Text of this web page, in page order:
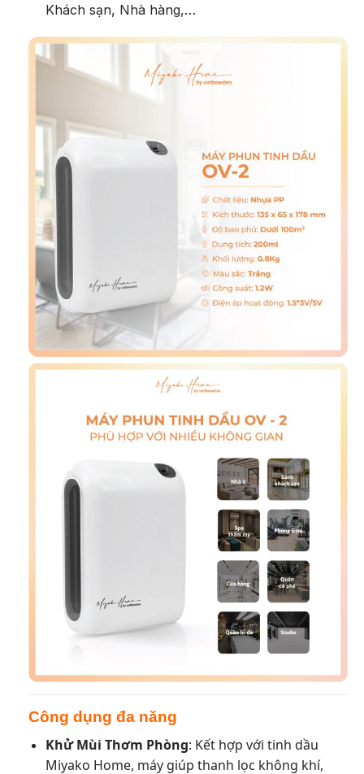
Khách sạn, Nhà hàng,…
Công dụng đa năng
Khử Mùi Thơm Phòng: Kết hợp với tinh dầu
Miyako Home, máy giúp thanh lọc không khí,